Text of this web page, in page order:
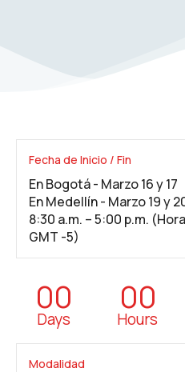
Fecha de Inicio / Fin
En Bogotá - Marzo 16 y 17
En Medellín - Marzo 19 y
8:30 a.m. – 5:00 p.m.
GMT -5)
00
Days
00
Hours
Modalidad